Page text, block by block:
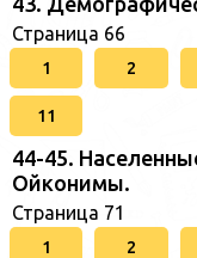
Страница 66
1 2
11
44-45.
Ойконимы.
Страница 71
1 2